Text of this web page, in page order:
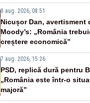
8 aug. 2026, 08:51
Nicușor Dan, avertisment
Moody’s: „România
creștere economică”
7 aug. 2026, 15:26
PSD, replică dură pentru
„România este într-o
majoră”